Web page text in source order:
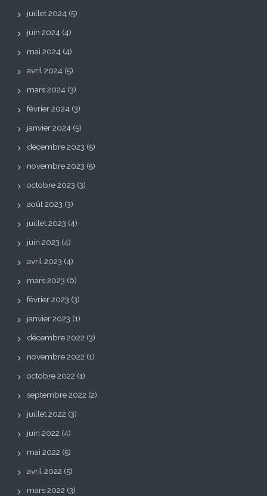
juillet 2024 (5)
juin 2024 (4)
mai 2024 (4)
avril 2024 (5)
mars 2024 (3)
février 2024 (3)
janvier 2024 (5)
décembre 2023 (5)
novembre 2023 (5)
octobre 2023 (3)
août 2023 (3)
juillet 2023 (4)
juin 2023 (4)
avril 2023 (4)
mars 2023 (6)
février 2023 (3)
janvier 2023 (1)
décembre 2022 (3)
novembre 2022 (1)
octobre 2022 (1)
septembre 2022 (2)
juillet 2022 (3)
juin 2022 (4)
mai 2022 (5)
avril 2022 (5)
mars 2022 (3)